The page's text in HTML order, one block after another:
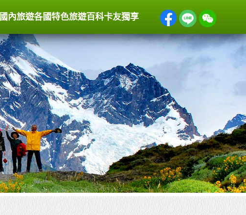
國內旅遊各國特色旅遊百科卡友獨享